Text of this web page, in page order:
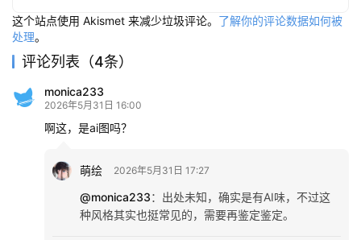
这个站点使用 Akismet 来减少垃圾评论。 了解你的评论数据如何被
处理。
评论列表（4条）
monica233
2026年5月31日 16:00
啊这，是ai图吗？
萌绘 2026年5月31日 17:27
@monica233： 出处未知，确实是有AI味，不过这
种风格其实也挺常见的，需要再鉴定鉴定。